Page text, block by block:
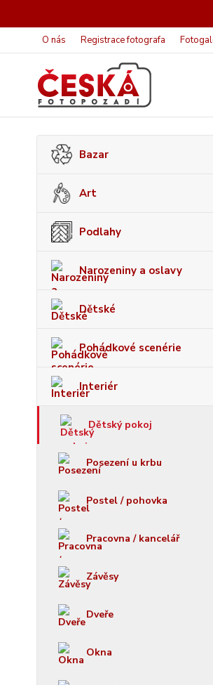
O nás Registrace fotografa
Bazar
Art
Podlahy
Narozeniny a oslavy
Dětské
Pohádkové scenérie
Interiér
Dětský pokoj
Posezení u krbu
Postel / pohovka
Pracovna / kancelář
Závěsy
Dveře
Okna